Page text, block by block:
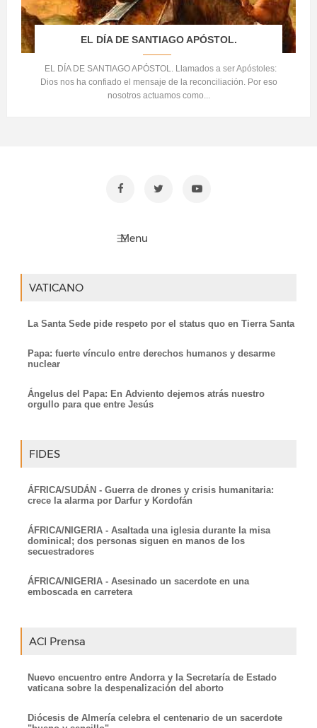
EL DÍA DE SANTIAGO APÓSTOL.
EL DÍA DE SANTIAGO APÓSTOL. Llamados a ser Apóstoles:
Dios nos ha confiado el mensaje de la reconciliación. Por eso
nosotros actuamos como...
VATICANO
La Santa Sede pide respeto por el status quo en Tierra Santa
Papa: fuerte vínculo entre derechos humanos y desarme
nuclear
Ángelus del Papa: En Adviento dejemos atrás nuestro
orgullo para que entre Jesús
FIDES
ÁFRICA/SUDÁN - Guerra de drones y crisis humanitaria:
crece la alarma por Darfur y Kordofán
ÁFRICA/NIGERIA - Asaltada una iglesia durante la misa
dominical; dos personas siguen en manos de los
secuestradores
ÁFRICA/NIGERIA - Asesinado un sacerdote en una
emboscada en carretera
ACI Prensa
Nuevo encuentro entre Andorra y la Secretaría de Estado
vaticana sobre la despenalización del aborto
Diócesis de Almería celebra el centenario de un sacerdote